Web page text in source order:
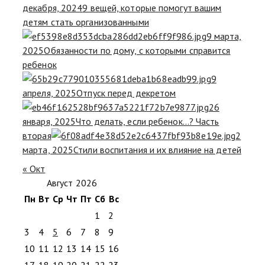
декабря, 20249 вещей, которые помогут вашим
детям стать организованными
9 марта,
2025Обязанности по дому, с которыми справится
ребенок
9
апреля, 2025Отпуск перед декретом
26
января, 2025Что делать, если ребенок…? Часть
вторая
2
марта, 2025Стили воспитания и их влияние на детей
« Окт
Август 2026
Пн Вт Ср Чт Пт Сб Вс
1
2
3
4 5 6 7 8
9
10 11 12 13 14 15 16